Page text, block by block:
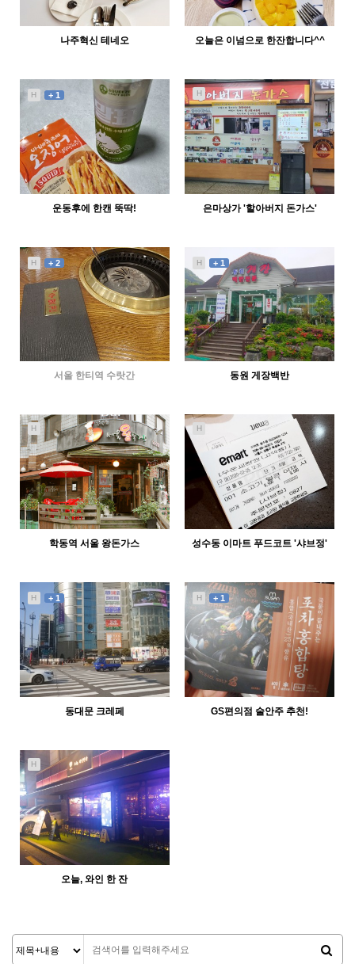
외눈바기42
나주혁신 테네오
외눈바기42
오늘은 이넘으로 한잔합니다^^
H + 1
외눈바기42
운동후에 한캔 뚝딱!
H
abcd
은마상가 '할아버지 돈가스'
H + 2
abcd
서울 한티역 수랏간
H + 1
abcd
동원 게장백반
H
abcd
학동역 서울 왕돈가스
H
abcd
성수동 이마트 푸드코트 '샤브정'
H + 1
abcd
동대문 크레페
H + 1
GS편의점 술안주 추천!
H
오늘, 와인 한 잔